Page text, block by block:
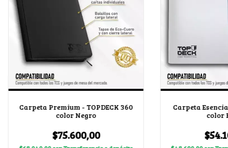
Carpeta Premium - TOPDECK 360
color Negro
$75.600,00
Carpeta
color